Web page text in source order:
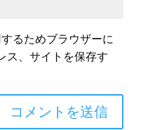
るためブラウザーに
ス、サイトを保存す